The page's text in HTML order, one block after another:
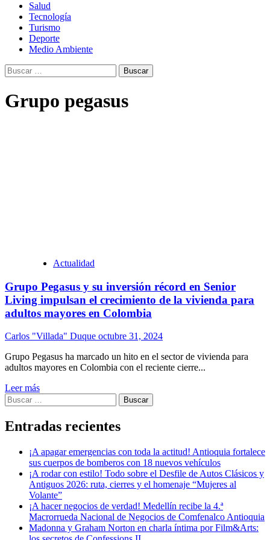
Salud
Tecnología
Turismo
Deporte
Medio Ambiente
Buscar:
Grupo pegasus
Actualidad
Grupo Pegasus y su inversión récord en Senior
Living impulsan el crecimiento de la vivienda para
adultos mayores en Colombia
Carlos "Villada" Duque octubre 31, 2024
Grupo Pegasus ha marcado un hito en el sector de vivienda para
adultos mayores en Colombia con el reciente cierre...
Leer más
Buscar:
Entradas recientes
¡A apagar emergencias con toda la actitud! Antioquia fortalece
sus cuerpos de bomberos con 18 nuevos vehículos
¡A rodar con estilo! Todo sobre el Desfile de Autos Clásicos y
Antiguos 2026: ruta, cierres y el homenaje “Mujeres al
Volante”
¡A hacer negocios de verdad! Medellín recibe la 4.ª
Macrorrueda Nacional de Negocios de Comfenalco Antioquia
Madonna y Graham Norton en charla íntima por Film&Arts: